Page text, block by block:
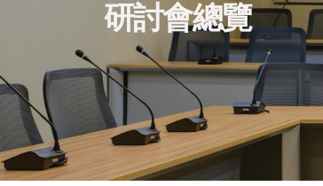
研討會總覽